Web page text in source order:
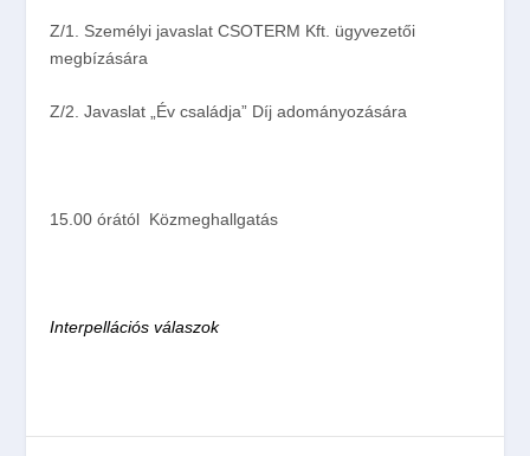
Z/1
. Személyi javaslat CSOTERM Kft. ügyvezetői
megbízására
Z/2. Javaslat „Év családja” Díj adományozására
15.00 órától Közmeghallgatás
Interpellációs válaszok